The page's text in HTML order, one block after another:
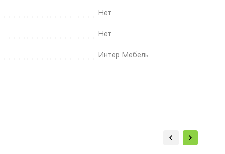
Нет
Нет
Интер Мебель